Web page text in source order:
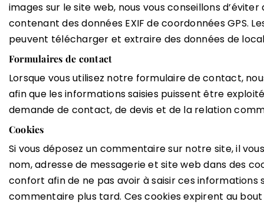
images sur le site web, nous vous conseillons
contenant des données EXIF de coordonnées GPS.
peuvent télécharger et extraire des données de
Formulaires de contact
Lorsque vous utilisez notre formulaire de contact,
afin que les informations saisies puissent être
demande de contact, de devis et de la relation
Cookies
Si vous déposez un commentaire sur notre site, il
nom, adresse de messagerie et site web dans des
confort afin de ne pas avoir à saisir ces informations
commentaire plus tard. Ces cookies expirent au bout